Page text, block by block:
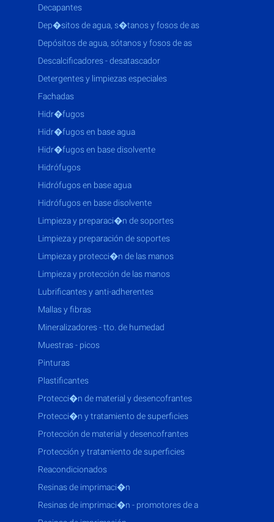
decapantes
dep�sitos de agua, s�tanos y fosos de as
depósitos de agua, sótanos y fosos de as
descalcificadores - desatascador
detergentes y limpiezas especiales
fachadas
hidr�fugos
hidr�fugos en base agua
hidr�fugos en base disolvente
hidrófugos
hidrófugos en base agua
hidrófugos en base disolvente
limpieza y preparaci�n de soportes
limpieza y preparación de soportes
limpieza y protecci�n de las manos
limpieza y protección de las manos
lubrificantes y anti-adherentes
mallas y fibras
mineralizadores - tto. de humedad
muestras - picos
pinturas
plastificantes
protecci�n de material y desencofrantes
protecci�n y tratamiento de superficies
protección de material y desencofrantes
protección y tratamiento de superficies
reacondicionados
resinas de imprimaci�n
resinas de imprimaci�n - promotores de a